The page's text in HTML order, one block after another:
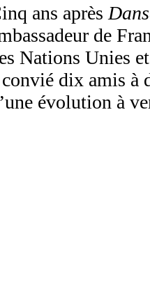
ans après
de
Nations Unies
convié dix amis à
évolution à